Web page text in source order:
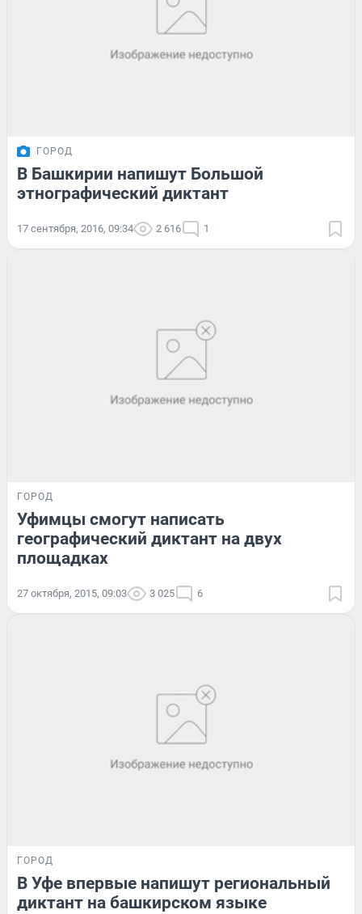
ГОРОД
В Башкирии напишут Большой
этнографический диктант
17 сентября, 2016, 09:34 2 616 1
ГОРОД
Уфимцы смогут написать
географический диктант на двух
площадках
27 октября, 2015, 09:03 3 025 6
ГОРОД
В Уфе впервые напишут региональный
диктант на башкирском языке